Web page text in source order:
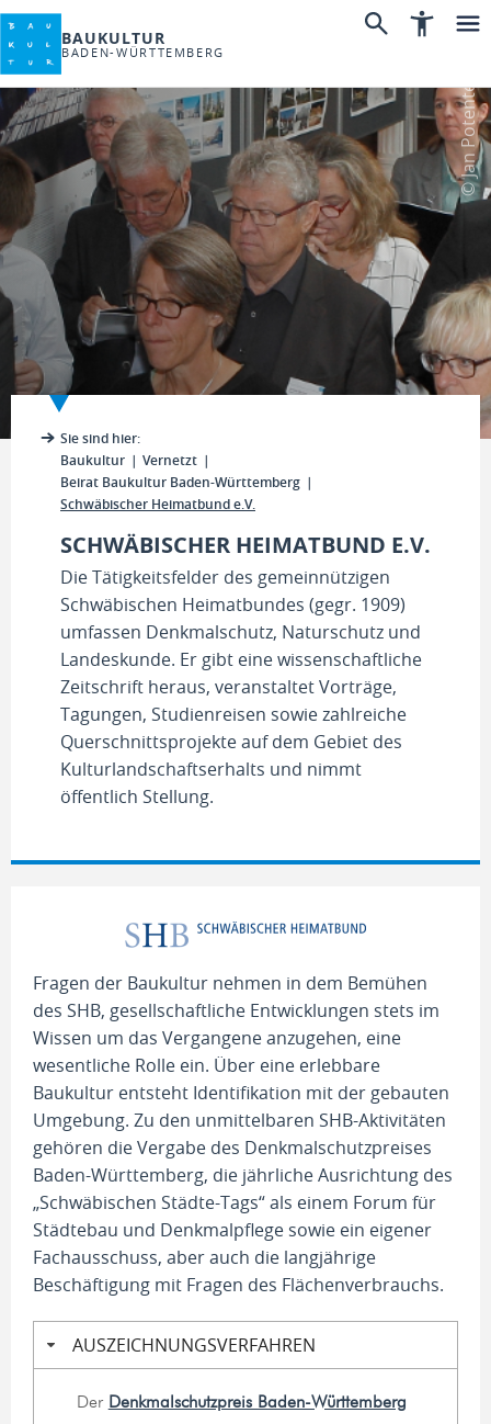
BAUKULTUR
BADEN-WÜRTTEMBERG
© Jan Potente
Sie sind hier:
Baukultur
Vernetzt
Beirat Baukultur Baden-Württemberg
Schwäbischer Heimatbund e.V.
SCHWÄBISCHER HEIMATBUND E.V.
Die Tätigkeitsfelder des gemeinnützigen
Schwäbischen Heimatbundes (gegr. 1909)
umfassen Denkmalschutz, Naturschutz und
Landeskunde. Er gibt eine wissenschaftliche
Zeitschrift heraus, veranstaltet Vorträge,
Tagungen, Studienreisen sowie zahlreiche
Querschnittsprojekte auf dem Gebiet des
Kulturlandschaftserhalts und nimmt
öffentlich Stellung.
Fragen der Baukultur nehmen in dem Bemühen
des SHB, gesellschaftliche Entwicklungen stets im
Wissen um das Vergangene anzugehen, eine
wesentliche Rolle ein. Über eine erlebbare
Baukultur entsteht Identifikation mit der gebauten
Umgebung. Zu den unmittelbaren SHB-Aktivitäten
gehören die Vergabe des Denkmalschutzpreises
Baden-Württemberg, die jährliche Ausrichtung des
„Schwäbischen Städte-Tags“ als einem Forum für
Städtebau und Denkmalpflege sowie ein eigener
Fachausschuss, aber auch die langjährige
Beschäftigung mit Fragen des Flächenverbrauchs.
AUSZEICHNUNGSVERFAHREN
Der Denkmalschutzpreis Baden-Württemberg